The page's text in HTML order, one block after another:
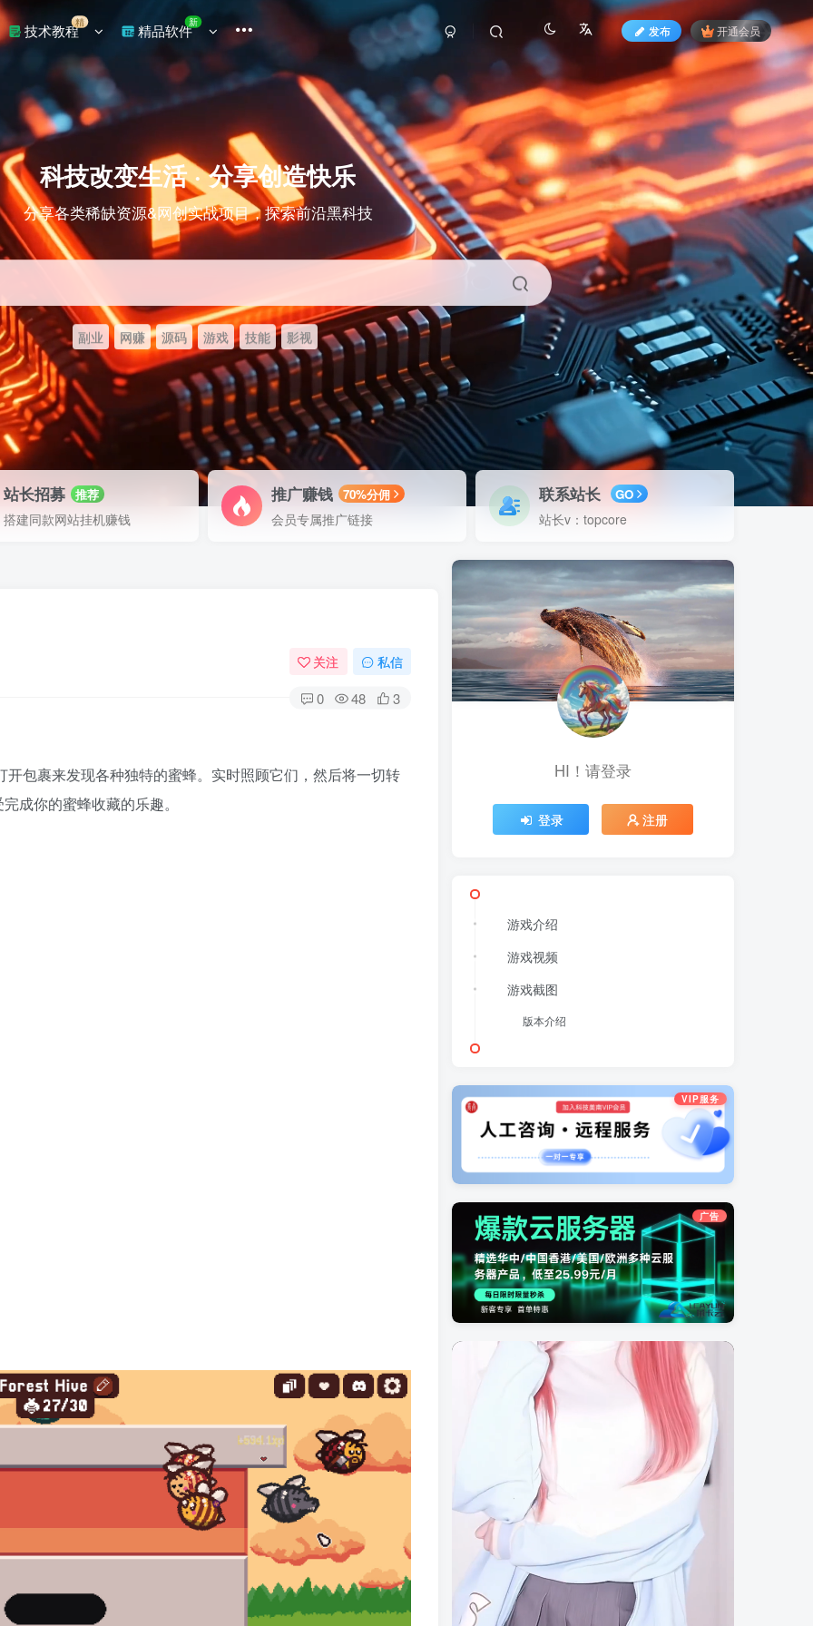
技术教程精 精品软件新
发布 开通会员
科技改变生活 · 分享创造快乐
分享各类稀缺资源&网创实战项目，探索前沿黑科技
副业 网赚 源码 游戏 技能 影视
站长招募 推荐
搭建同款网站挂机赚钱
推广赚钱 70%分佣
会员专属推广链接
联系站长 GO
站长v：topcore
关注 私信
0 48 3
包裹来发现各种独特的蜜蜂。实时照顾它们，然后将一切转
成你的蜜蜂收藏的乐趣。
HI！请登录
登录 注册
游戏介绍
游戏视频
游戏截图
版本介绍
VIP服务
广告